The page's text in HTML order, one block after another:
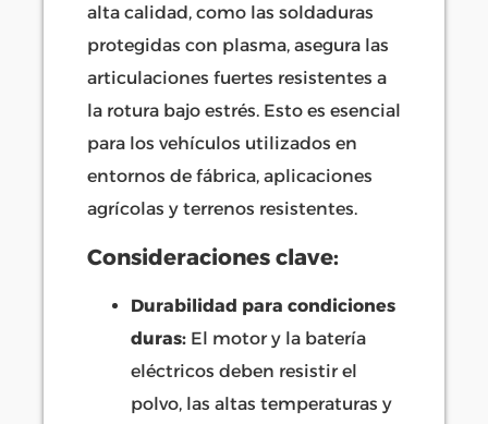
alta calidad, como las soldaduras
protegidas con plasma, asegura las
articulaciones fuertes resistentes a
la rotura bajo estrés. Esto es esencial
para los vehículos utilizados en
entornos de fábrica, aplicaciones
agrícolas y terrenos resistentes.
Consideraciones clave:
Durabilidad para condiciones
duras: El motor y la batería
eléctricos deben resistir el
polvo, las altas temperaturas y